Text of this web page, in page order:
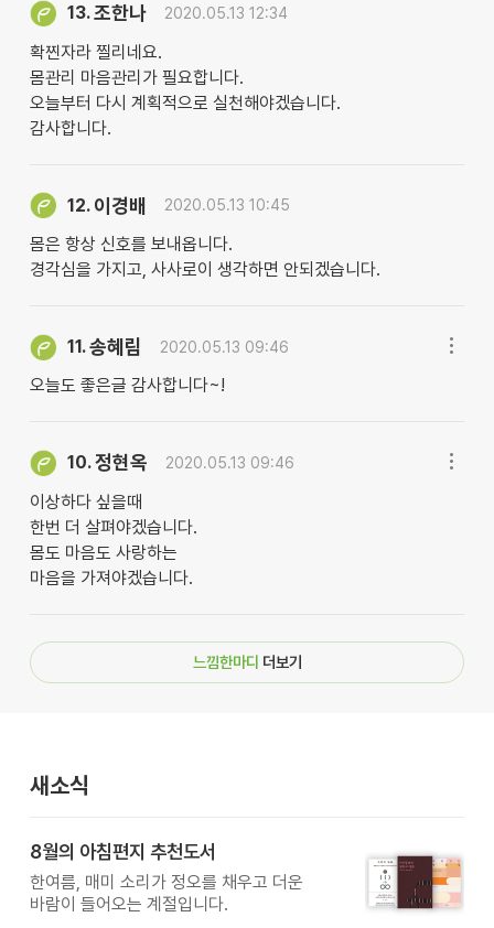
13.조한나 2020.05.13 12:34
확찐자라 찔리네요.
몸관리 마음관리가 필요합니다.
오늘부터 다시 계획적으로 실천해야겠습니다.
감사합니다.
12. 이경배 2020.05.13 10:45
몸은 항상 신호를 보내옵니다.
경각심을 가지고, 사사로이 생각하면 안되겠습니다.
11.송혜림 2020.05.13 09:46
오늘도 좋은글 감사합니다~!
10.정현옥 2020.05.13 09:46
이상하다 싶을때
한번 더 살펴야겠습니다.
몸도 마음도 사랑하는
마음을 가져야겠습니다.
느낌한마디 더보기
새소식
8월의 아침편지 추천도서
한여름, 매미 소리가 정오를 채우고 더운
바람이 들어오는 계절입니다.